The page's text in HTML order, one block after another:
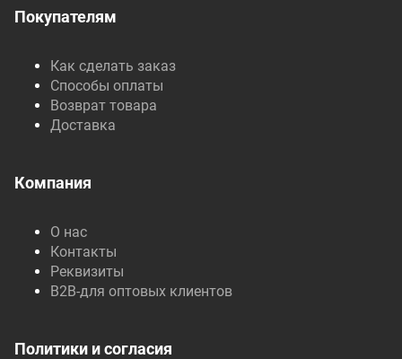
Покупателям
Как сделать заказ
Способы оплаты
Возврат товара
Доставка
Компания
О нас
Контакты
Реквизиты
B2B-для оптовых клиентов
Политики и согласия